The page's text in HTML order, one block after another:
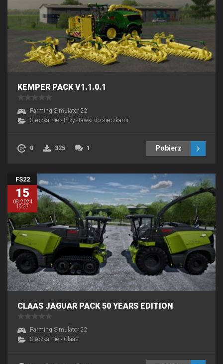
KEMPER PACK V1.1.0.1
Farming Simulator 22
Sieczkarnie › Przystawki do sieczkarni
0 325 1 Pobierz
FS22
15
08.2024
19:37
CLAAS JAGUAR PACK 50 YEARS EDITION
Farming Simulator 22
Sieczkarnie › Claas